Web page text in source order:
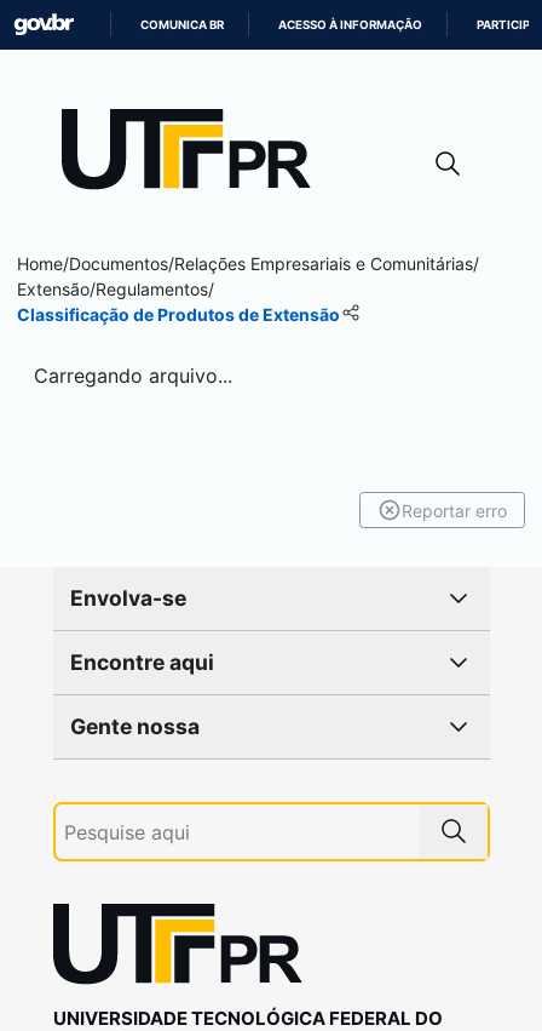
CONTEÚDO
COMUNICA BR ACESSO À INFORMAÇÃO PARTICIPE
Home/Documentos/Relações Empresariais e Comunitárias/
Extensão/Regulamentos/
Classificação de Produtos de Extensão
Carregando arquivo...
Reportar erro
Envolva-se
Encontre aqui
Gente nossa
UNIVERSIDADE TECNOLÓGICA FEDERAL DO